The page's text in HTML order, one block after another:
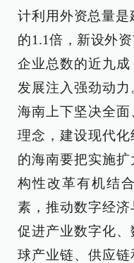
计利用外资总量
的1.1倍，新设外
企业总数的近九
发展注入强劲动
海南上下坚决全
理念，建设现代
的海南要把实施
构性改革有机结
素，推动数字经
促进产业数字化
球产业链、供应